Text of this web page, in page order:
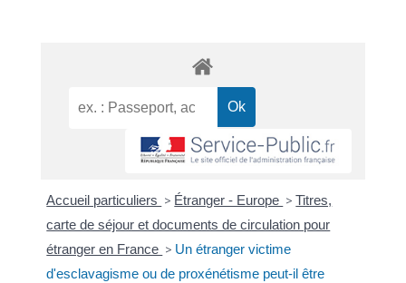
Accueil particuliers > Étranger - Europe > Titres,
carte de séjour et documents de circulation pour
étranger en France > Un étranger victime
d'esclavagisme ou de proxénétisme peut-il être